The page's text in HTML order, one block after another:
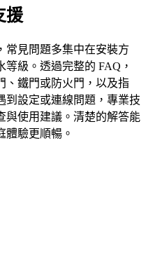
援
常見問題多集中在安裝方
級。透過完整的 FAQ，
、鐵門或防火門，以及指
到設定或連線問題，專業技
與使用建議。清楚的解答能
體驗更順暢。